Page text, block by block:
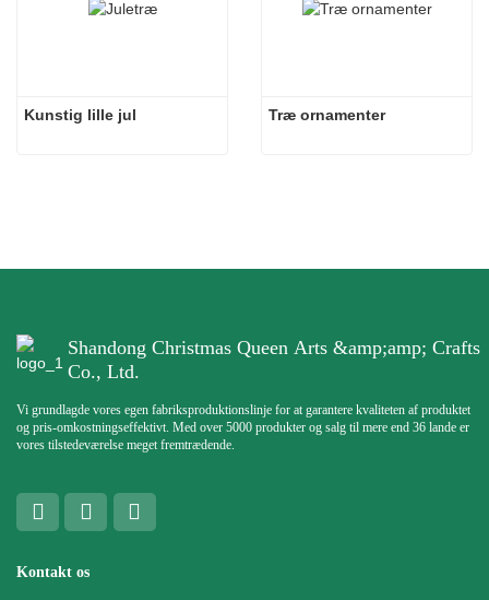
Kunstig lille jul Træ ornamenter
Shandong Christmas Queen Arts &amp;amp; Crafts
Co., Ltd.
Vi grundlagde vores egen fabriksproduktionslinje for at garantere kvaliteten af ​​produktet
og pris-omkostningseffektivt. Med over 5000 produkter og salg til mere end 36 lande er
vores tilstedeværelse meget fremtrædende.
Kontakt os